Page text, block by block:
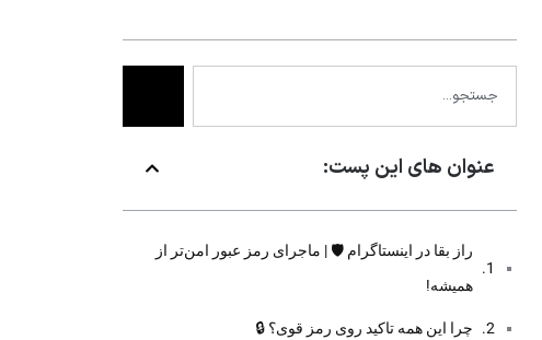
عنوان های این پست:
راز بقا در اینستاگرام 🛡️ | ماجرای رمز عبور امن‌تر از
همیشه!
چرا این همه تاکید روی رمز قوی؟ 🔒